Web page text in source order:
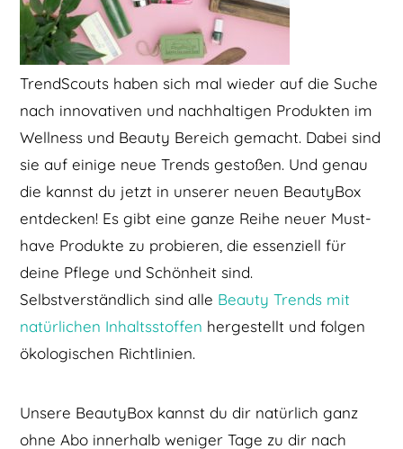
TrendScouts haben sich mal wieder auf die Suche
nach innovativen und nachhaltigen Produkten im
Wellness und Beauty Bereich gemacht. Dabei sind
sie auf einige neue Trends gestoßen. Und genau
die kannst du jetzt in unserer neuen BeautyBox
entdecken! Es gibt eine ganze Reihe neuer Must-
have Produkte zu probieren, die essenziell für
deine Pflege und Schönheit sind.
Selbstverständlich sind alle Beauty Trends mit
natürlichen Inhaltsstoffen hergestellt und folgen
ökologischen Richtlinien.
Unsere BeautyBox kannst du dir natürlich ganz
ohne Abo innerhalb weniger Tage zu dir nach